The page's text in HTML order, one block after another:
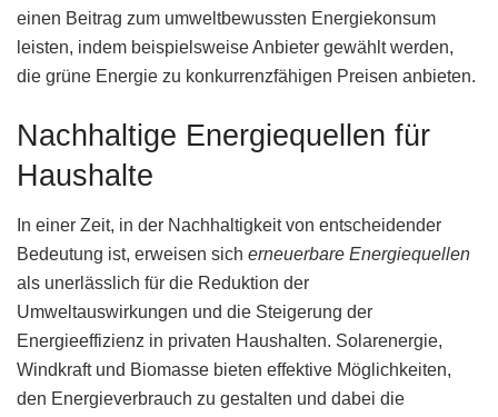
einen Beitrag zum umweltbewussten Energiekonsum
leisten, indem beispielsweise Anbieter gewählt werden,
die grüne Energie zu konkurrenzfähigen Preisen anbieten.
Nachhaltige Energiequellen für
Haushalte
In einer Zeit, in der Nachhaltigkeit von entscheidender
Bedeutung ist, erweisen sich erneuerbare Energiequellen
als unerlässlich für die Reduktion der
Umweltauswirkungen und die Steigerung der
Energieeffizienz in privaten Haushalten. Solarenergie,
Windkraft und Biomasse bieten effektive Möglichkeiten,
den Energieverbrauch zu gestalten und dabei die